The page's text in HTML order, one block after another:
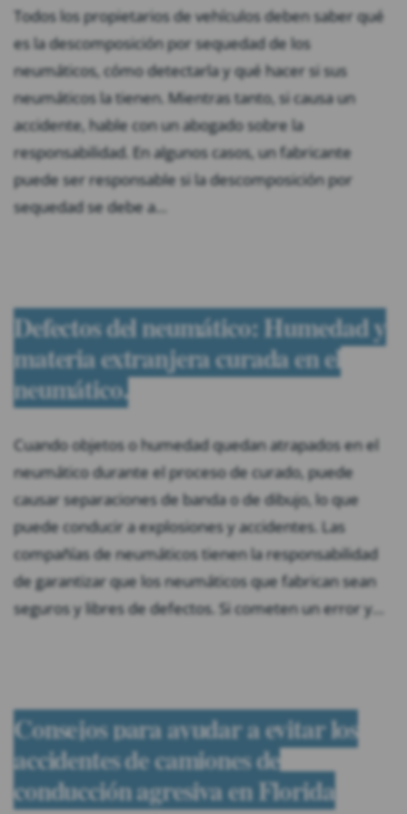
Todos los propietarios de vehículos deben saber qué
es la descomposición por sequedad de los
neumáticos, cómo detectarla y qué hacer si sus
neumáticos la tienen. Mientras tanto, si causa un
accidente, hable con un abogado sobre la
responsabilidad. En algunos casos, un fabricante
puede ser responsable si la descomposición por
sequedad se debe a…
Defectos del neumático: Humedad y
materia extranjera curada en el
neumático.
Cuando objetos o humedad quedan atrapados en el
neumático durante el proceso de curado, puede
causar separaciones de banda o de dibujo, lo que
puede conducir a explosiones y accidentes. Las
compañías de neumáticos tienen la responsabilidad
de garantizar que los neumáticos que fabrican sean
seguros y libres de defectos. Si cometen un error y…
Consejos para ayudar a evitar los
accidentes de camiones de
conducción agresiva en Florida